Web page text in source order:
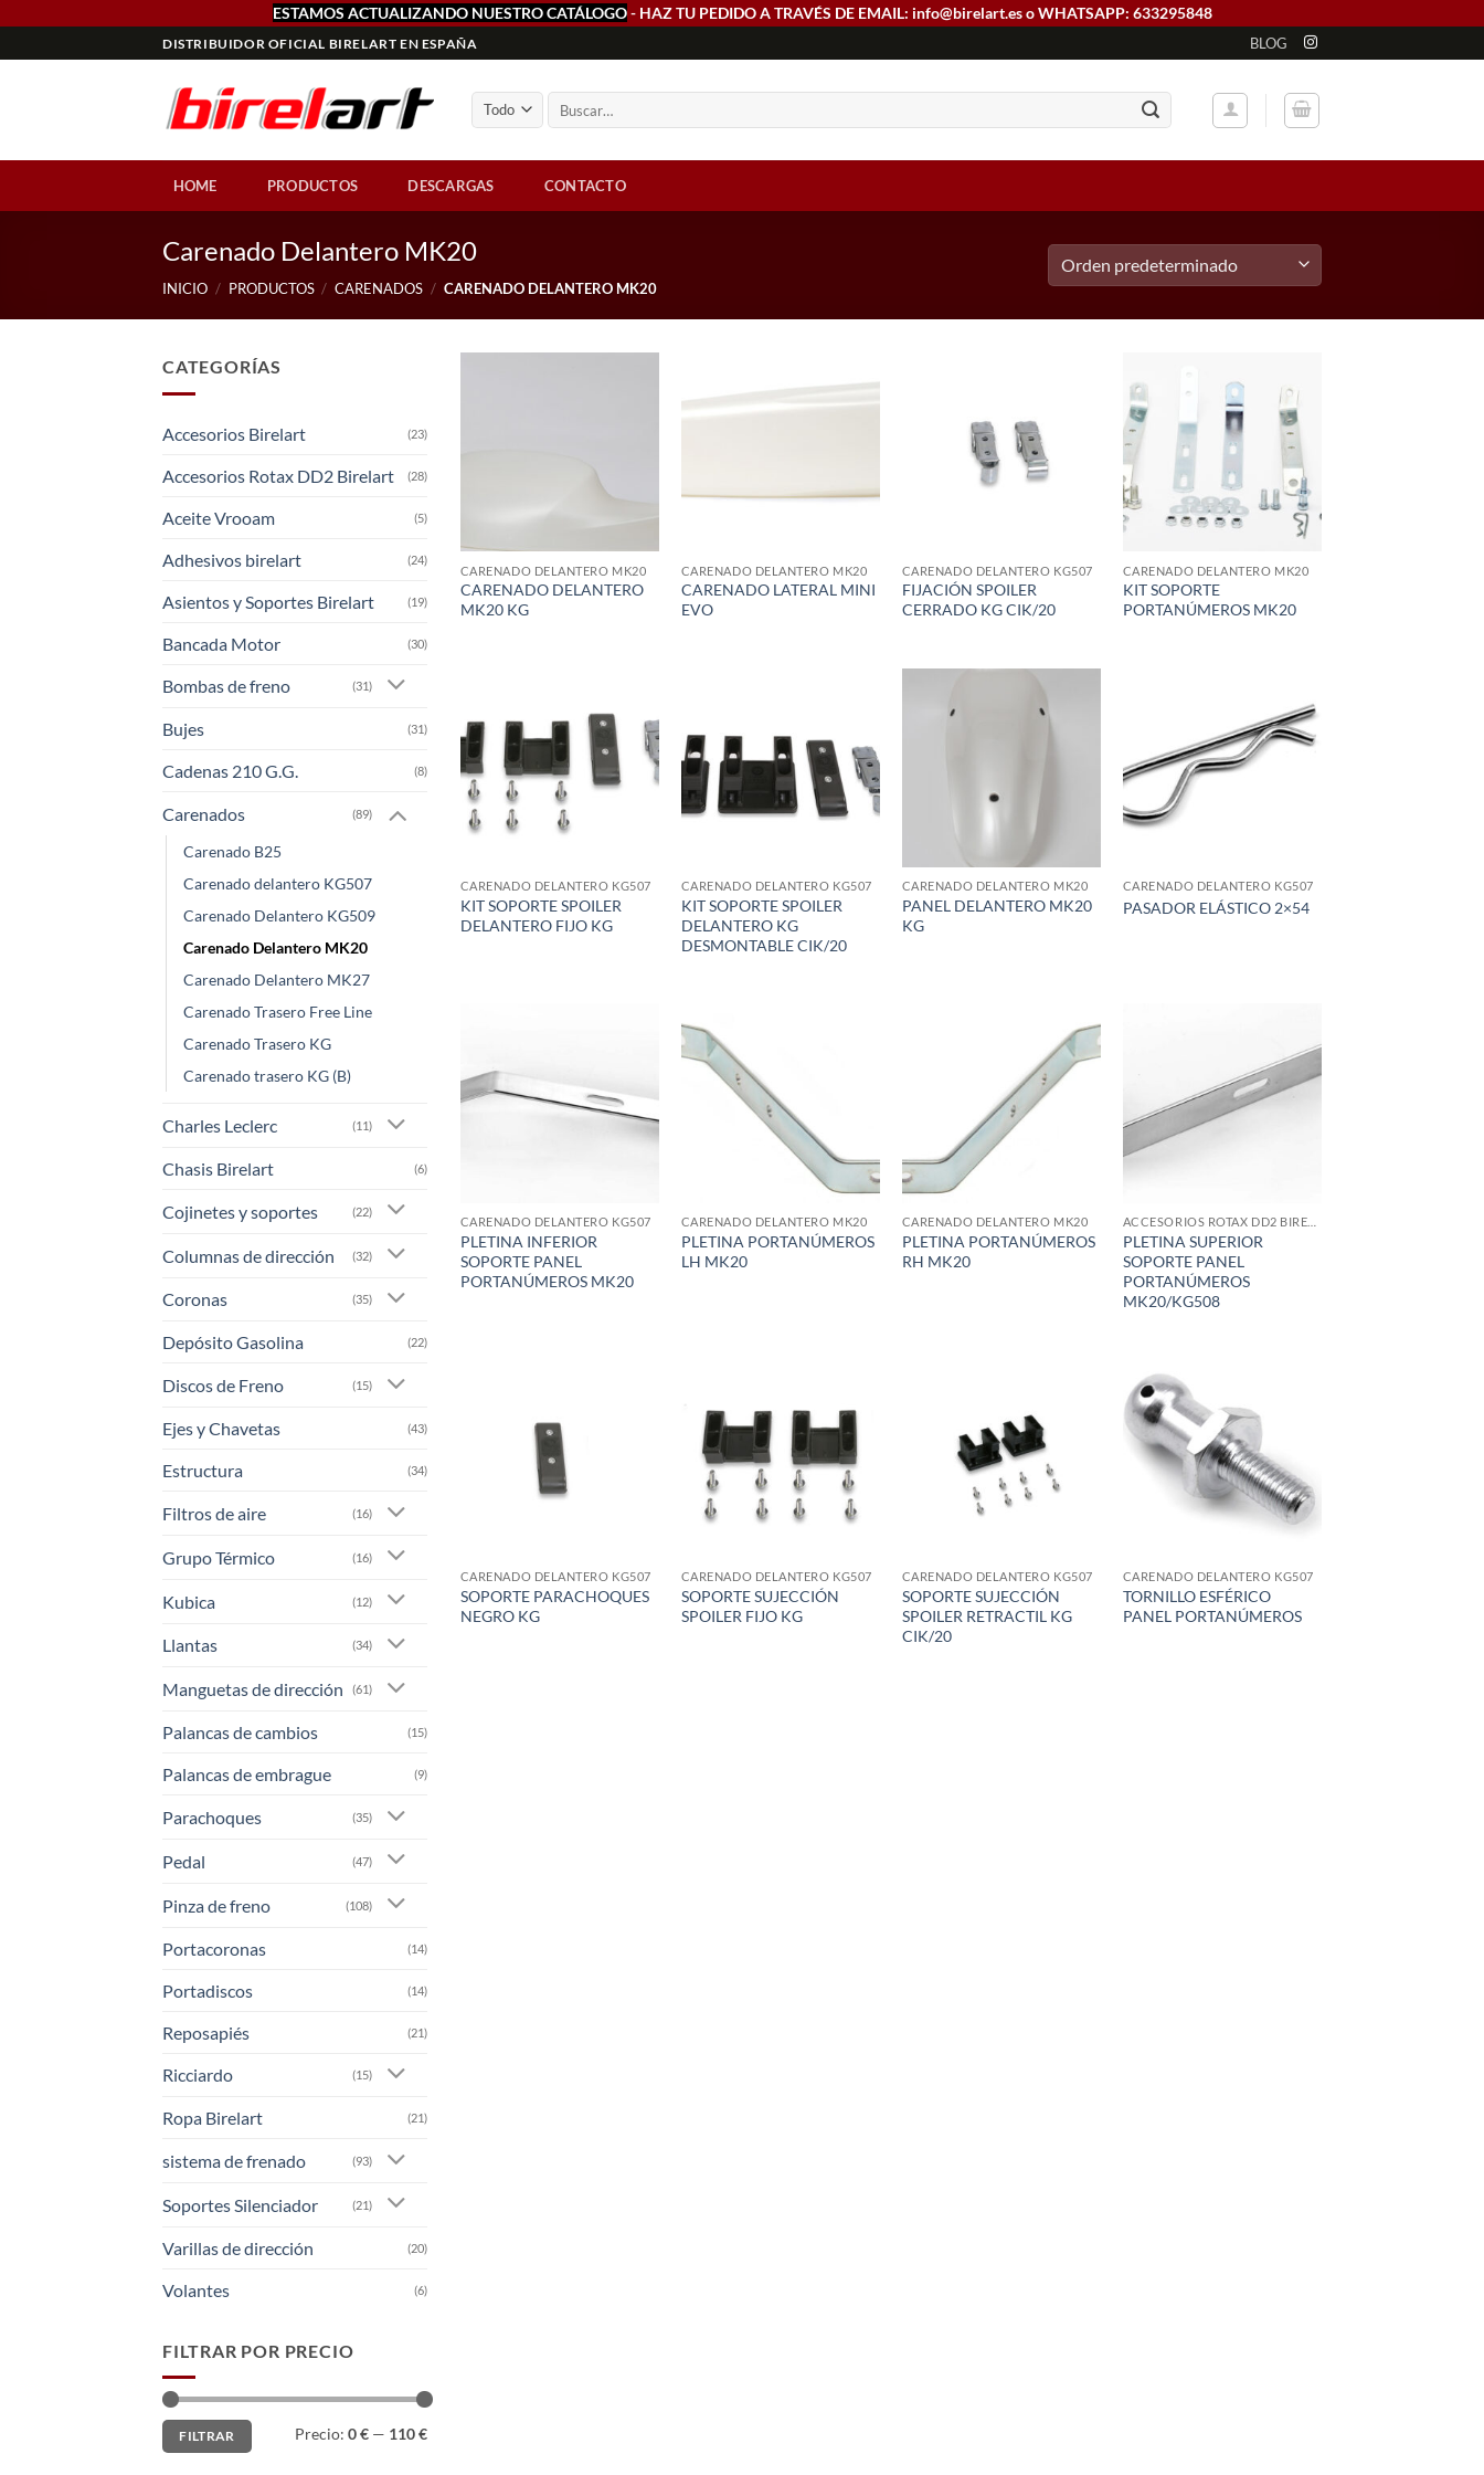
ESTAMOS ACTUALIZANDO NUESTRO CATÁLOGO- HAZ TU PEDIDO A TRAVÉS DE EMAIL: info@birelart.es o WHATSAPP: 633295848
al
DISTRIBUIDOR OFICIAL BIRELART EN ESPAÑA BLOG
HOME PRODUCTOS DESCARGAS CONTACTO
Carenado Delantero MK20
INICIO / PRODUCTOS / CARENADOS / CARENADO DELANTERO MK20
CATEGORÍAS
Accesorios Birelart (23)
Accesorios Rotax DD2 Birelart (28)
Aceite Vrooam (5)
Adhesivos birelart (24)
Asientos y Soportes Birelart (19)
Bancada Motor (30)
Bombas de freno (31)
Bujes (31)
Cadenas 210 G.G. (8)
Carenados (89)
Carenado B25
Carenado delantero KG507
Carenado Delantero KG509
Carenado Delantero MK20
Carenado Delantero MK27
Carenado Trasero Free Line
Carenado Trasero KG
Carenado trasero KG (B)
Charles Leclerc (11)
Chasis Birelart (6)
Cojinetes y soportes (22)
Columnas de dirección (32)
Coronas (35)
Depósito Gasolina (22)
Discos de Freno (15)
Ejes y Chavetas (43)
Estructura (34)
Filtros de aire (16)
Grupo Térmico (16)
Kubica (12)
Llantas (34)
Manguetas de dirección (61)
Palancas de cambios (15)
Palancas de embrague (9)
Parachoques (35)
Pedal (47)
Pinza de freno (108)
Portacoronas (14)
Portadiscos (14)
Reposapiés (21)
Ricciardo (15)
Ropa Birelart (21)
sistema de frenado (93)
Soportes Silenciador (21)
Varillas de dirección (20)
Volantes (6)
FILTRAR POR PRECIO
Precio
mínimo
Precio
máximo
FILTRAR Precio: 0 € — 110 €
CARENADO DELANTERO MK20
CARENADO DELANTERO
MK20 KG
CARENADO DELANTERO MK20
CARENADO LATERAL MINI
EVO
CARENADO DELANTERO KG507
FIJACIÓN SPOILER
CERRADO KG CIK/20
Add to
wishlist
CARENADO DELANTERO MK20
KIT SOPORTE
PORTANÚMEROS MK20
Add to
wishlist
CARENADO DELANTERO KG507
KIT SOPORTE SPOILER
DELANTERO FIJO KG
wishlist
CARENADO DELANTERO KG507
KIT SOPORTE SPOILER
DELANTERO KG
DESMONTABLE CIK/20
CARENADO DELANTERO MK20
PANEL DELANTERO MK20
KG
Add to
wishlist
CARENADO DELANTERO KG507
PASADOR ELÁSTICO 2×54
CARENADO DELANTERO KG507
PLETINA INFERIOR
SOPORTE PANEL
PORTANÚMEROS MK20
CARENADO DELANTERO MK20
PLETINA PORTANÚMEROS
LH MK20
Add to
wishlist
CARENADO DELANTERO MK20
PLETINA PORTANÚMEROS
RH MK20
Add to
wishlist
PLETINA SUPERIOR
SOPORTE PANEL
PORTANÚMEROS
MK20/KG508
CARENADO DELANTERO KG507
SOPORTE PARACHOQUES
NEGRO KG
Add to
wishlist
CARENADO DELANTERO KG507
SOPORTE SUJECCIÓN
SPOILER FIJO KG
wishlist
CARENADO DELANTERO KG507
SOPORTE SUJECCIÓN
SPOILER RETRACTIL KG
CIK/20
CARENADO DELANTERO KG507
TORNILLO ESFÉRICO
PANEL PORTANÚMEROS